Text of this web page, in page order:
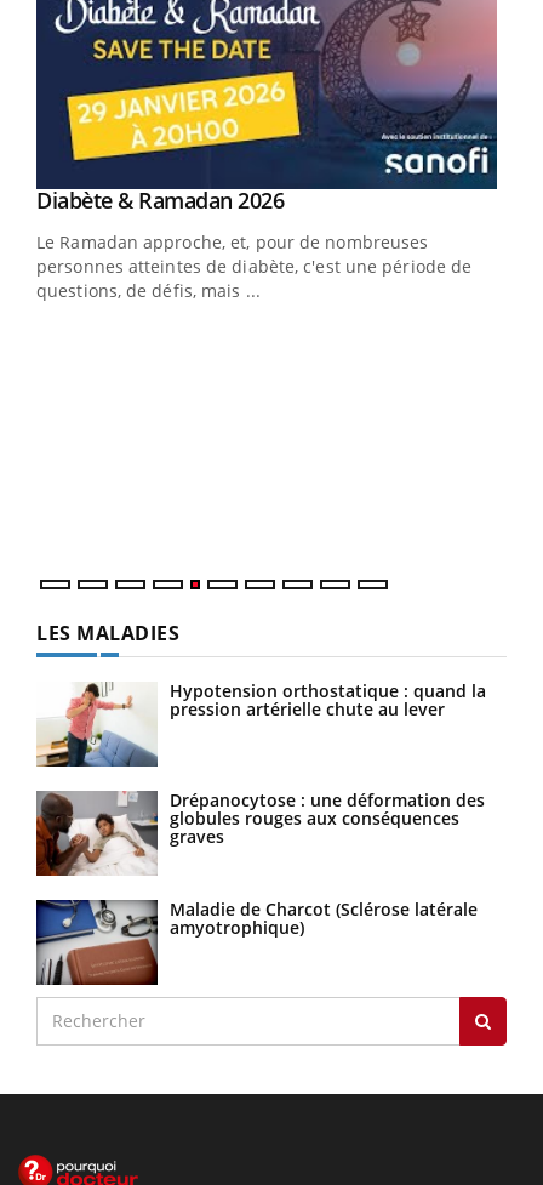
Youtube
Diabète & Ramadan 2026Youtube
Le Ramadan approche, et, pour de nombreuses
personnes atteintes de diabète, c'est une période de
questions, de défis, mais ...
LES MALADIES
Hypotension orthostatique : quand la
pression artérielle chute au lever
Drépanocytose : une déformation des
globules rouges aux conséquences
graves
Maladie de Charcot (Sclérose latérale
amyotrophique)